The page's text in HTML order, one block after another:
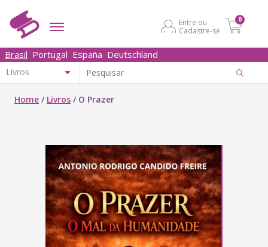
Entre ou
Cadastre-se
0
Brasil Portugal España Deutschland
Home / Livros / O Prazer